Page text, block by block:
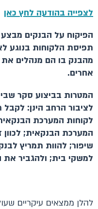
לצפייה בהודעה לחץ כאן
הפיקוח על הבנקים
תפיסת הלקוחות בנוגע
מהבנק בו הם מנהלים
אחרים.
המטרות בביצוע סקר
לציבור הרחב הינן:
לקוחות המערכת
המערכת הבנקאית; לכוון
שיפור; להוות תמריץ
למשקי בית; ולהגביר
להלן ממצאים עיקריים